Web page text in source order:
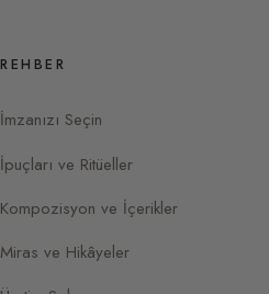
REHBER
İmzanızı Seçin
İpuçları ve Ritüeller
Kompozisyon ve İçerikler
Miras ve Hikâyeler